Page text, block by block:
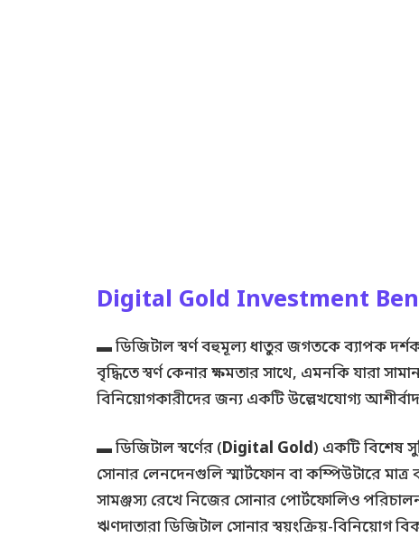
Digital Gold Investment
▬ ডিজিটাল স্বর্ণ বহুমূল্য ধাতুর জগতকে ব্যাপক
বৃদ্ধিতে স্বর্ণ কেনার ক্ষমতার সাথে, এমনকি যারা
বিনিয়োগকারীদের জন্য একটি উল্লেখযোগ্য
▬ ডিজিটাল স্বর্ণের (Digital Gold) একটি বিশেষ
সোনার লেনদেনগুলি স্মার্টফোন বা কম্পিউটারে
সামঞ্জস্য রেখে নিজের সোনার পোর্টফোলিও
ঋণদাতারা ডিজিটাল সোনার স্বয়ংক্রিয়-